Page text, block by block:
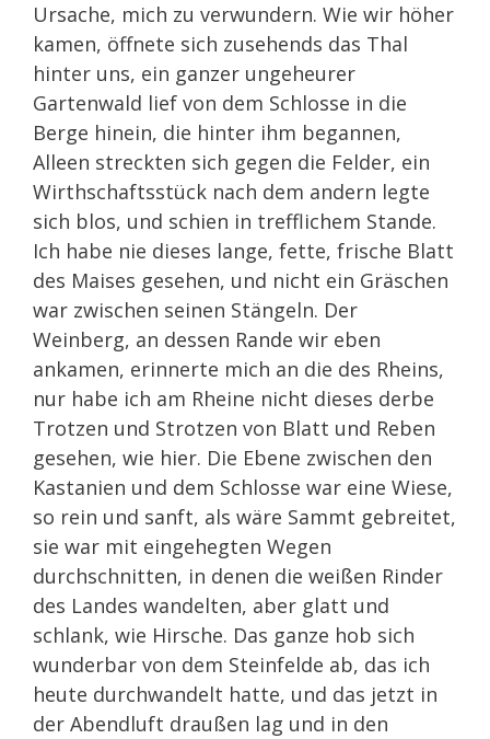
Ursache, mich zu verwundern. Wie wir höher
kamen, öffnete sich zusehends das Thal
hinter uns, ein ganzer ungeheurer
Gartenwald lief von dem Schlosse in die
Berge hinein, die hinter ihm begannen,
Alleen streckten sich gegen die Felder, ein
Wirthschaftsstück nach dem andern legte
sich blos, und schien in trefflichem Stande.
Ich habe nie dieses lange, fette, frische Blatt
des Maises gesehen, und nicht ein Gräschen
war zwischen seinen Stängeln. Der
Weinberg, an dessen Rande wir eben
ankamen, erinnerte mich an die des Rheins,
nur habe ich am Rheine nicht dieses derbe
Trotzen und Strotzen von Blatt und Reben
gesehen, wie hier. Die Ebene zwischen den
Kastanien und dem Schlosse war eine Wiese,
so rein und sanft, als wäre Sammt gebreitet,
sie war mit eingehegten Wegen
durchschnitten, in denen die weißen Rinder
des Landes wandelten, aber glatt und
schlank, wie Hirsche. Das ganze hob sich
wunderbar von dem Steinfelde ab, das ich
heute durchwandelt hatte, und das jetzt in
der Abendluft draußen lag und in den